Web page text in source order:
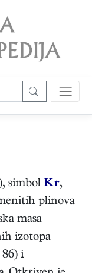
simbol Kr,
plinova
masa
izotopa
i